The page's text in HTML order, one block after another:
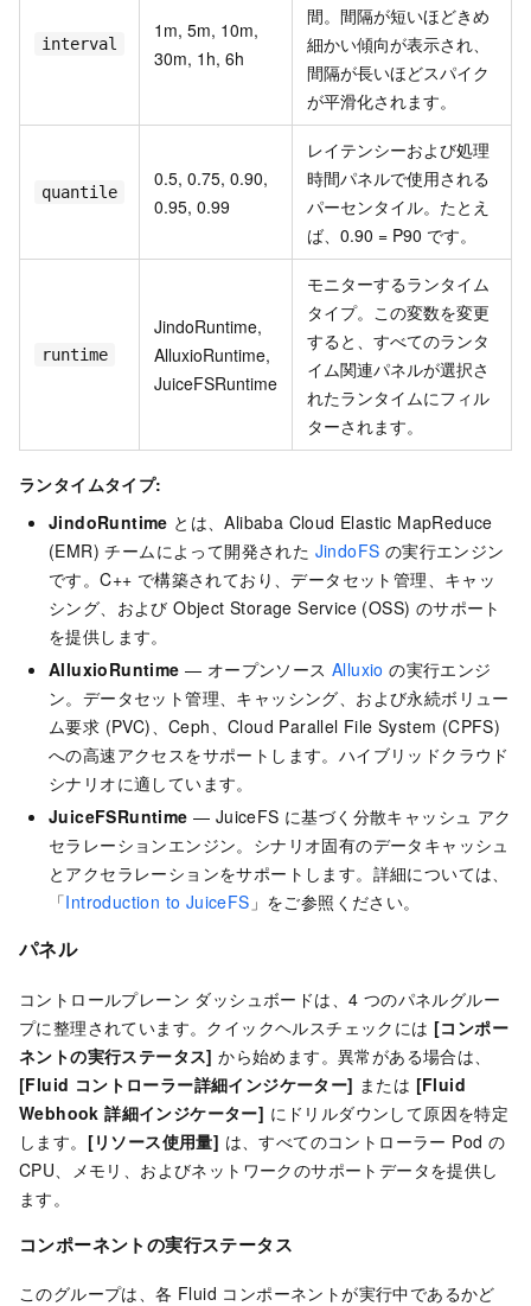
interval
1m, 5m, 10m,
30m, 1h, 6h
間。間隔が短いほどきめ
細かい傾向が表示され、
間隔が長いほどスパイク
が平滑化されます。
quantile
0.5, 0.75, 0.90,
0.95, 0.99
レイテンシーおよび処理
時間パネルで使用される
パーセンタイル。たとえ
ば、0.90 = P90 です。
runtime
JindoRuntime,
AlluxioRuntime,
JuiceFSRuntime
モニターするランタイム
タイプ。この変数を変更
すると、すべてのランタ
イム関連パネルが選択さ
れたランタイムにフィル
ターされます。
ランタイムタイプ:
JindoRuntime とは、Alibaba Cloud Elastic MapReduce
(EMR) チームによって開発された JindoFS の実行エンジン
です。C++ で構築されており、データセット管理、キャッ
シング、および Object Storage Service (OSS) のサポート
を提供します。
AlluxioRuntime — オープンソースAlluxio の実行エンジ
ン。データセット管理、キャッシング、および永続ボリュー
ム要求 (PVC)、Ceph、Cloud Parallel File System (CPFS)
への高速アクセスをサポートします。ハイブリッドクラウド
シナリオに適しています。
JuiceFSRuntime — JuiceFS に基づく分散キャッシュ アク
セラレーションエンジン。シナリオ固有のデータキャッシュ
とアクセラレーションをサポートします。詳細については、
「Introduction to JuiceFS 」をご参照ください。
パネル
コントロールプレーン ダッシュボードは、4 つのパネルグルー
プに整理されています。クイックヘルスチェックには [コンポー
ネントの実行ステータス] から始めます。異常がある場合は、
[Fluid コントローラー詳細インジケーター] または [Fluid
Webhook 詳細インジケーター] にドリルダウンして原因を特定
します。 [リソース使用量] は、すべてのコントローラー Pod の
CPU、メモリ、およびネットワークのサポートデータを提供し
ます。
コンポーネントの実行ステータス
このグループは、各 Fluid コンポーネントが実行中であるかど